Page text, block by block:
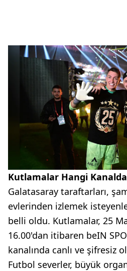
Kutlamalar Hangi
Galatasaray taraftarları,
evlerinden izlemek
belli oldu. Kutlamalar, 25
16.00'dan itibaren beIN
kanalında canlı ve şifresiz
Futbol severler, büyük